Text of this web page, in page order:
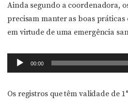
Ainda segundo a coordenadora,
precisam manter as boas
em virtude de uma emergência
Tocador
de
00:00
Os registros que têm validade de